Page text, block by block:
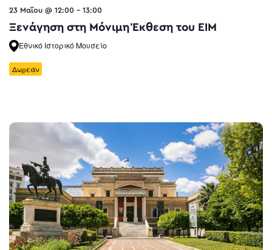
23 Μαΐου @ 12:00 - 13:00
Ξενάγηση στη Μόνιμη Έκθεση του ΕΙΜ
Εθνικό Ιστορικό Μουσείο
Δωρεάν